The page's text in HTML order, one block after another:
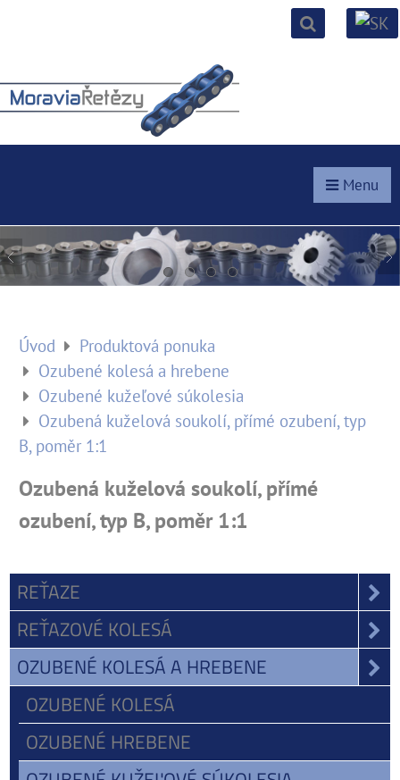
Menu
Úvod
Produktová ponuka
Ozubené kolesá a hrebene
Ozubené kužeľové súkolesia
Ozubená kuželová soukolí, přímé ozubení, typ
B, poměr 1:1
Ozubená kuželová soukolí, přímé
ozubení, typ B, poměr 1:1
REŤAZE
REŤAZOVÉ KOLESÁ
OZUBENÉ KOLESÁ A HREBENE
OZUBENÉ KOLESÁ
OZUBENÉ HREBENE